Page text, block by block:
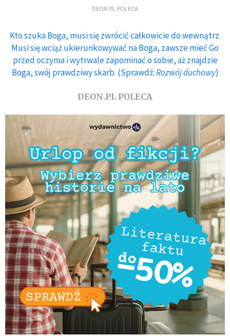
DEON.PL POLECA
Kto szuka Boga, musi się zwrócić całkowicie do wewnątrz.
Musi się wciąż ukierunkowywać na Boga, zawsze mieć Go
przed oczyma i wytrwale zapominać o sobie, aż znajdzie
Boga, swój prawdziwy skarb. (Sprawdź:Rozwój duchowy)
DEON.PL POLECA